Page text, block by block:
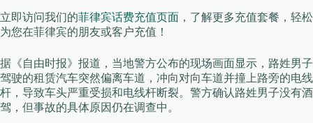
立即访问我们的菲律宾话费充值页面 ，了解更多充值套餐，轻松
为您在菲律宾的朋友或客户充值！
据《自由时报》报道，当地警方公布的现场画面显示，路姓男子
驾驶的租赁汽车突然偏离车道，冲向对向车道并撞上路旁的电线
杆，导致车头严重受损和电线杆断裂。警方确认路姓男子没有酒
驾，但事故的具体原因仍在调查中。